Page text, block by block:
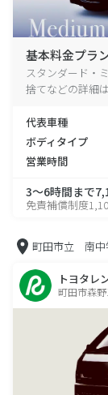
基本料金プラ
スタンダード・
捨てなどの詳細
代表車種
ボディタイプ
営業時間
3～6時間まで
免責補償制度
町田市立 南中
トヨタレ
町田市森野